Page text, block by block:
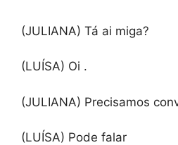
(JULIANA) Tá ai miga?
(LUÍSA) Oi .
(JULIANA) Precisamos
(LUÍSA) Pode falar